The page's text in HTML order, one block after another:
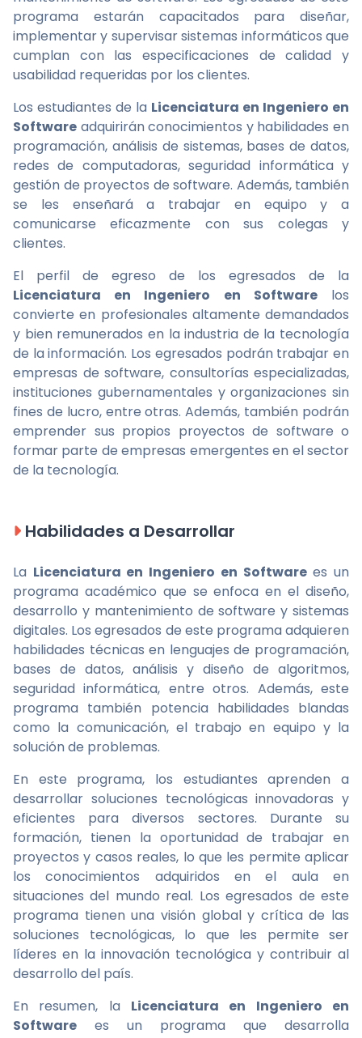
programa estarán capacitados para diseñar,
implementar y supervisar sistemas informáticos que
cumplan con las especificaciones de calidad y
usabilidad requeridas por los clientes.
Los estudiantes de la Licenciatura en Ingeniero en
Software adquirirán conocimientos y habilidades en
programación, análisis de sistemas, bases de datos,
redes de computadoras, seguridad informática y
gestión de proyectos de software. Además, también
se les enseñará a trabajar en equipo y a
comunicarse eficazmente con sus colegas y
clientes.
El perfil de egreso de los egresados de la
Licenciatura en Ingeniero en Softwarelos
convierte en profesionales altamente demandados
y bien remunerados en la industria de la tecnología
de la información. Los egresados podrán trabajar en
empresas de software, consultorías especializadas,
instituciones gubernamentales y organizaciones sin
fines de lucro, entre otras. Además, también podrán
emprender sus propios proyectos de software o
formar parte de empresas emergentes en el sector
de la tecnología.
Habilidades a Desarrollar
La Licenciatura en Ingeniero en Softwarees un
programa académico que se enfoca en el diseño,
desarrollo y mantenimiento de software y sistemas
digitales. Los egresados de este programa adquieren
habilidades técnicas en lenguajes de programación,
bases de datos, análisis y diseño de algoritmos,
seguridad informática, entre otros. Además, este
programa también potencia habilidades blandas
como la comunicación, el trabajo en equipo y la
solución de problemas.
En este programa, los estudiantes aprenden a
desarrollar soluciones tecnológicas innovadoras y
eficientes para diversos sectores. Durante su
formación, tienen la oportunidad de trabajar en
proyectos y casos reales, lo que les permite aplicar
los conocimientos adquiridos en el aula en
situaciones del mundo real. Los egresados de este
programa tienen una visión global y crítica de las
soluciones tecnológicas, lo que les permite ser
líderes en la innovación tecnológica y contribuir al
desarrollo del país.
En resumen, la Licenciatura en Ingeniero en
Software es un programa que desarrolla